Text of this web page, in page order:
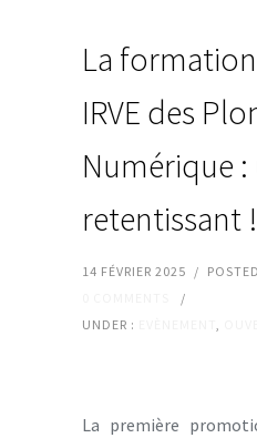
La
IRVE des
Numérique :
retentissant !
14 FÉVRIER 2025 /
/
UNDER :
,
La première